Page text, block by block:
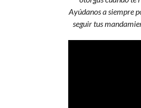
Ayúdanos a siempre
seguir tus